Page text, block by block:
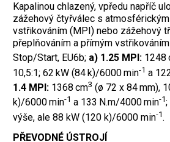
Kapalinou chlazený, vpředu napříč
zážehový čtyřválec s
vstřikováním (MPI) nebo zážehový
přeplňováním a přímým vstřikováním
Stop/Start, EU6b; a) 1.25 MPI: 1248
10,5:1; 62 kW (84 k)/6000 min-1 a
1.4 MPI: 1368 cm3 (ø 72 x 84 mm),
k)/6000 min-1 a 133 N.m/4000 min-1;
výše, ale 88 kW (120 k)/6000 min-1.
PŘEVODNÉ ÚSTROJÍ